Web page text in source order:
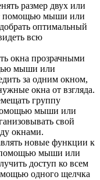
размер двух или
помощью мыши или
оптимальный
всю
окна прозрачными
мыши или
за одним окном,
окна от взгляда.
группу
мыши или
свой
окнами.
новые функции к
помощью мыши или
доступ ко всем
одного щелчка